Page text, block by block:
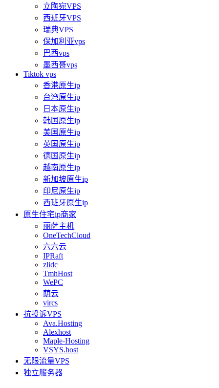
立陶宛VPS
西班牙VPS
瑞典VPS
保加利亚vps
巴西vps
墨西哥vps
Tiktok vps
香港原生ip
台湾原生ip
日本原生ip
韩国原生ip
美国原生ip
英国原生ip
德国原生ip
越南原生ip
新加坡原生ip
印尼原生ip
西班牙原生ip
原生住宅ip商家
丽萨主机
OneTechCloud
六六云
IPRaft
zlidc
TmhHost
WePC
荫云
vircs
抗投诉VPS
Ava.Hosting
Alexhost
Maple-Hosting
VSYS.host
无限流量VPS
独立服务器